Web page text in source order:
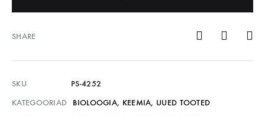
SHARE
SKU
PS-4252
KATEGOORIAD
BIOLOOGIA, KEEMIA, UUED TOOTED